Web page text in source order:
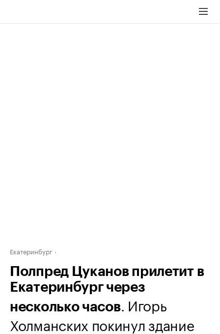
Екатеринбург
Полпред Цуканов прилетит в
Екатеринбург через
несколько часов. Игорь
Холманских покинул здание